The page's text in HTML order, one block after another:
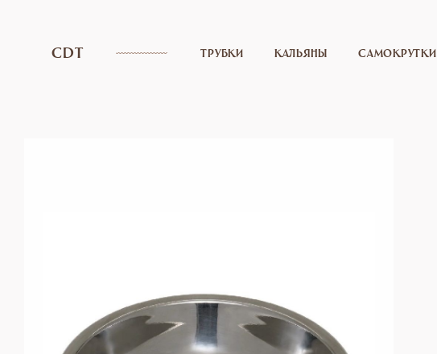
CDT ТРУБКИ КАЛЬЯНЫ САМОКРУТКИ